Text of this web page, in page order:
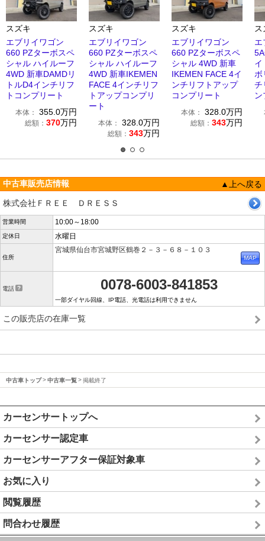
スズキ
エブリイワゴン
660 PZターボスペ
シャル ハイルーフ
4WD 新車DAMDリ
トルD4インチリフ
トコンプリート
本体： 355.0万円
総額： 370万円
スズキ
エブリイワゴン
660 PZターボスペ
シャル ハイルーフ
4WD 新車IKEMEN
FACE 4インチリフ
トアップコンプリ
ート
本体： 328.0万円
総額： 343万円
スズキ
エブリイワゴン
660 PZターボスペ
シャル 4WD 新車
IKEMEN FACE 4イ
ンチリフトアップ
コンプリート
本体： 328.0万円
総額： 343万円
ス
エ
ボ
チ
中古車販売店情報
▲上へ戻る
株式会社ＦＲＥＥ ＤＲＥＳＳ
営業時間 10:00～18:00
定休日 水曜日
住所
宮城県仙台市宮城野区鶴巻２－３－６８－１０３
電話 0078-6003-841853
一部ダイヤル回線、IP電話、光電話は利用できません
この販売店の在庫一覧
中古車トップ 中古車一覧 掲載終了
カーセンサートップへ
カーセンサー認定車
カーセンサーアフター保証対象車
お気に入り
閲覧履歴
問合わせ履歴